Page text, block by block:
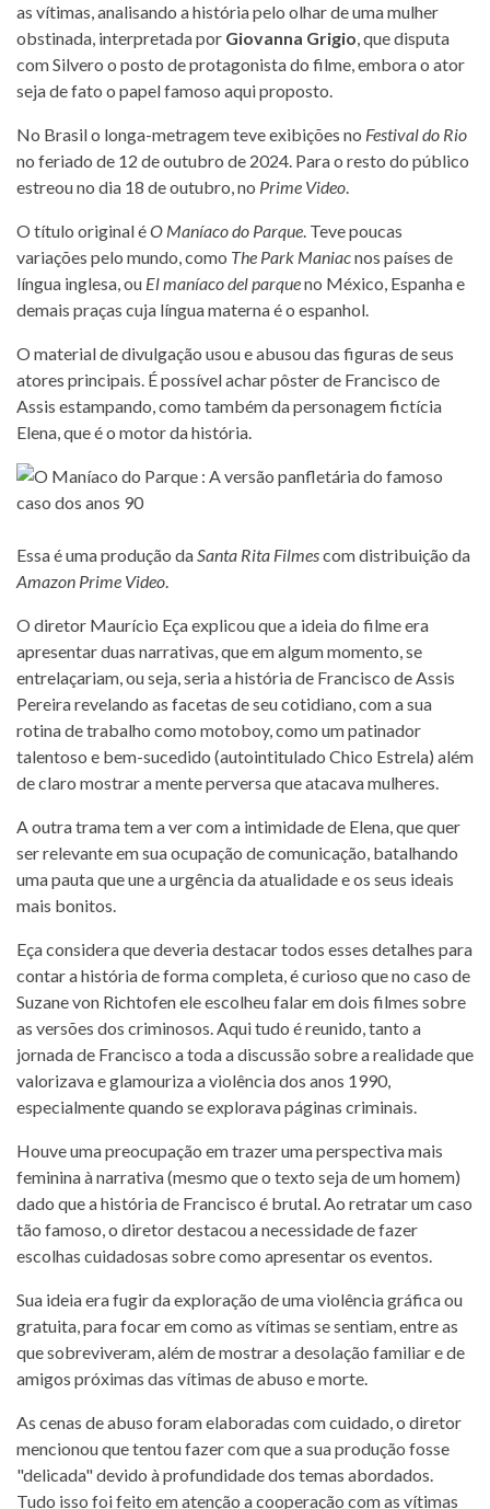
as vítimas, analisando a história pelo olhar de uma mulher
obstinada, interpretada por Giovanna Grigio, que disputa
com Silvero o posto de protagonista do filme, embora o ator
seja de fato o papel famoso aqui proposto.
No Brasil o longa-metragem teve exibições no Festival do Rio
no feriado de 12 de outubro de 2024. Para o resto do público
estreou no dia 18 de outubro, no Prime Video.
O título original éO Maníaco do Parque. Teve poucas
variações pelo mundo, como The Park Maniacnos países de
língua inglesa, ou El maníaco del parqueno México, Espanha e
demais praças cuja língua materna é o espanhol.
O material de divulgação usou e abusou das figuras de seus
atores principais. É possível achar pôster de Francisco de
Assis estampando, como também da personagem fictícia
Elena, que é o motor da história.
Essa é uma produção daSanta Rita Filmescom distribuição da
Amazon Prime Video.
O diretor Maurício Eça explicou que a ideia do filme era
apresentar duas narrativas, que em algum momento, se
entrelaçariam, ou seja, seria a história de Francisco de Assis
Pereira revelando as facetas de seu cotidiano, com a sua
rotina de trabalho como motoboy, como um patinador
talentoso e bem-sucedido (autointitulado Chico Estrela) além
de claro mostrar a mente perversa que atacava mulheres.
A outra trama tem a ver com a intimidade de Elena, que quer
ser relevante em sua ocupação de comunicação, batalhando
uma pauta que une a urgência da atualidade e os seus ideais
mais bonitos.
Eça considera que deveria destacar todos esses detalhes para
contar a história de forma completa, é curioso que no caso de
Suzane von Richtofen ele escolheu falar em dois filmes sobre
as versões dos criminosos. Aqui tudo é reunido, tanto a
jornada de Francisco a toda a discussão sobre a realidade que
valorizava e glamouriza a violência dos anos 1990,
especialmente quando se explorava páginas criminais.
Houve uma preocupação em trazer uma perspectiva mais
feminina à narrativa (mesmo que o texto seja de um homem)
dado que a história de Francisco é brutal. Ao retratar um caso
tão famoso, o diretor destacou a necessidade de fazer
escolhas cuidadosas sobre como apresentar os eventos.
Sua ideia era fugir da exploração de uma violência gráfica ou
gratuita, para focar em como as vítimas se sentiam, entre as
que sobreviveram, além de mostrar a desolação familiar e de
amigos próximas das vítimas de abuso e morte.
As cenas de abuso foram elaboradas com cuidado, o diretor
mencionou que tentou fazer com que a sua produção fosse
"delicada" devido à profundidade dos temas abordados.
Tudo isso foi feito em atenção a cooperação com as vítimas